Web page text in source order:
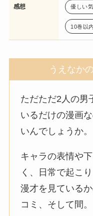
感想 優しい
10巻以内
うえなか
ただただ2人の男
いるだけの漫画
いんでしょうか。
キャラの表情や
く、日常で起こ
漫才を見ている
コミ、そして間。